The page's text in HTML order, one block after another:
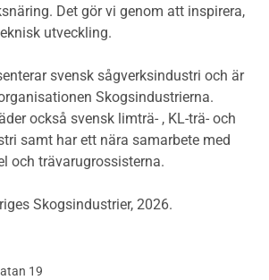
hallar
trähus - generellt
skivmaterial
och andra utomhuskonstruktioner
utförande
Det gör vi genom att inspirera,
utveckling.
svensk sågverksindustri och är
Skogsindustrierna.
också svensk limträ- , KL-trä- och
samt har ett nära samarbete med
och trävarugrossisterna.
Skogsindustrier, 2026.
19